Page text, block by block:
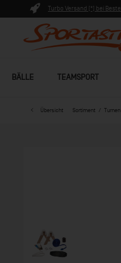
Turbo Versand (*) bei
BÄLLE TEAMSPORT
Übersicht Sortiment Turnen